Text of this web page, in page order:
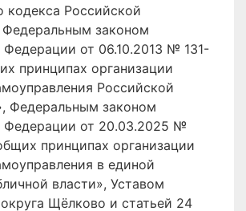
кодекса Российской
законом
Федерации от 06.10.2013 № 131-
принципах организации
Российской
Федеральным законом
Федерации от 20.03.2025 №
принципах организации
в единой
власти», Уставом
Щёлково и статьей 24